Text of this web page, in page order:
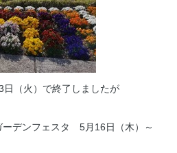
（火）で終了しましたが
ーデンフェスタ 5月16日（木）～